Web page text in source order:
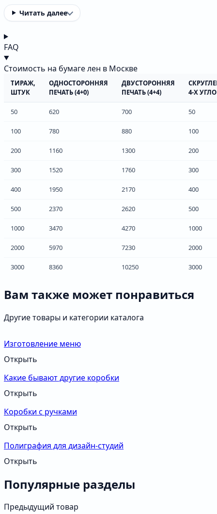
Читать далее
FAQ
Стоимость на бумаге лен в Москве
ТИРАЖ,
ШТУК
ОДНОСТОРОННЯЯ
ПЕЧАТЬ (4+0)
ДВУСТОРОННЯЯ
ПЕЧАТЬ (4+4)
4-Х
50 620 700 50
100 780 880 100
200 1160 1300 200
300 1520 1760 300
400 1950 2170 400
500 2370 2620 500
1000 3470 4270 1000
2000 5970 7230 2000
3000 8360 10250 3000
Вам также может понравиться
Другие товары и категории каталога
Изготовление меню
Открыть
Какие бывают другие коробки
Открыть
Коробки с ручками
Открыть
Полиграфия для дизайн-студий
Открыть
Популярные разделы
Предыдущий товар